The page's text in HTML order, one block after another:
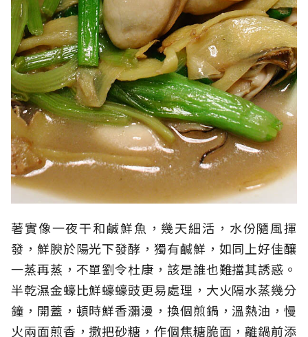
著實像一夜干和鹹鮮魚，幾天細活，水份隨風揮
發，鮮腴於陽光下發酵，獨有鹹鮮，如同上好佳釀
一蒸再蒸，不單劉令杜康，該是誰也難擋其誘惑。
半乾濕金蠔比鮮蠔蠔豉更易處理，大火隔水蒸幾分
鐘，開蓋，頓時鮮香瀰漫，換個煎鍋，溫熱油，慢
火兩面煎香，撒把砂糖，作個焦糖脆面，離鍋前添